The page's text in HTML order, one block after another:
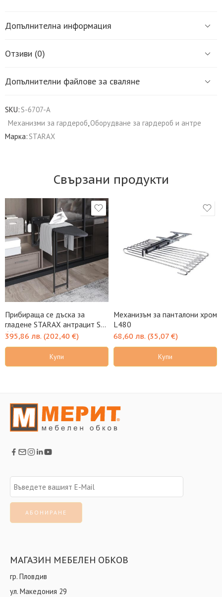
Допълнителна информация
Отзиви (0)
Допълнителни файлове за сваляне
SKU:S-6707-A
Механизми за гардероб,Оборудване за гардероб и антре
Марка:STARAX
Свързани продукти
Прибираща се дъска за
гладене STARAX антрацит S-
6611-A
395,86 лв. (202,40 €)
Купи
Механизъм за панталони хром
L480
68,60 лв. (35,07 €)
Купи
МАГАЗИН МЕБЕЛЕН ОБКОВ
гр. Пловдив
ул. Македония 29